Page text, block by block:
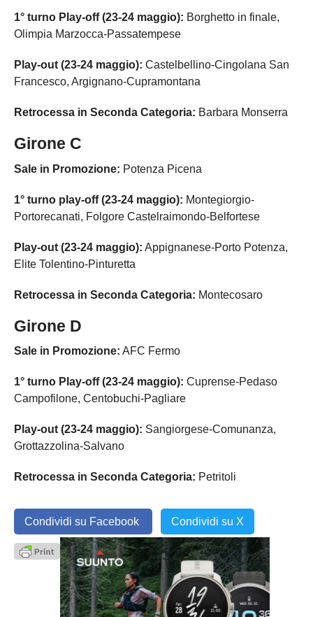
1° turno Play-off (23-24 maggio): Borghetto in finale,
Olimpia Marzocca-Passatempese
Play-out (23-24 maggio): Castelbellino-Cingolana San
Francesco, Argignano-Cupramontana
Retrocessa in Seconda Categoria: Barbara Monserra
Girone C
Sale in Promozione: Potenza Picena
1° turno play-off (23-24 maggio): Montegiorgio-
Portorecanati, Folgore Castelraimondo-Belfortese
Play-out (23-24 maggio): Appignanese-Porto Potenza,
Elite Tolentino-Pinturetta
Retrocessa in Seconda Categoria: Montecosaro
Girone D
Sale in Promozione: AFC Fermo
1° turno Play-off (23-24 maggio): Cuprense-Pedaso
Campofilone, Centobuchi-Pagliare
Play-out (23-24 maggio): Sangiorgese-Comunanza,
Grottazzolina-Salvano
Retrocessa in Seconda Categoria: Petritoli
Condividi su Facebook Condividi su X